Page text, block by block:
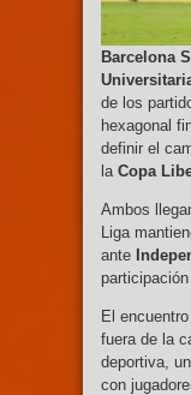
Barcelona
de los
hexagonal
definir el
la Copa
Ambos
Liga
ante
El
fuera de la
deportiva,
con